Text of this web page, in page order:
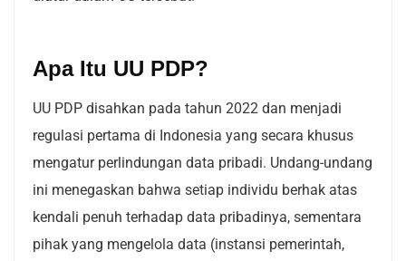
Apa Itu UU PDP?
UU PDP disahkan pada tahun 2022 dan menjadi
regulasi pertama di Indonesia yang secara khusus
mengatur perlindungan data pribadi. Undang-undang
ini menegaskan bahwa setiap individu berhak atas
kendali penuh terhadap data pribadinya, sementara
pihak yang mengelola data (instansi pemerintah,